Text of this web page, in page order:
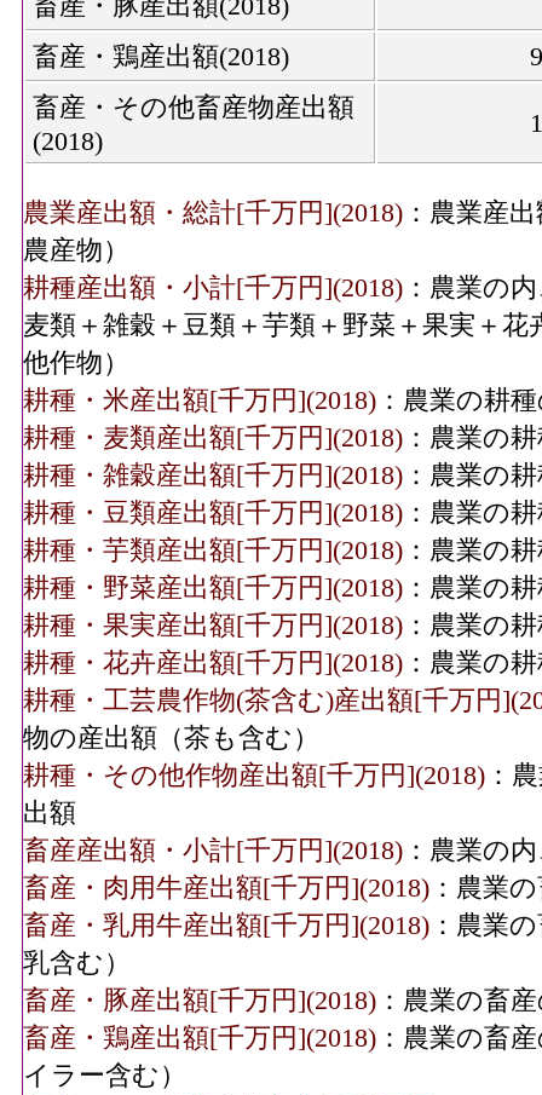
畜産・鶏産出額(2018)
畜産・その他畜産物産出額
(2018)
農業産出額・総計[千万円](2018) ：農業産
農産物）
耕種産出額・小計[千万円](2018) ：農業の
麦類＋雑穀＋豆類＋芋類＋野菜＋果実＋
他作物）
耕種・米産出額[千万円](2018) ：農業の耕
耕種・麦類産出額[千万円](2018) ：農業の
耕種・雑穀産出額[千万円](2018) ：農業の
耕種・豆類産出額[千万円](2018) ：農業の
耕種・芋類産出額[千万円](2018) ：農業の
耕種・野菜産出額[千万円](2018) ：農業の
耕種・果実産出額[千万円](2018) ：農業の
耕種・花卉産出額[千万円](2018) ：農業の
耕種・工芸農作物(茶含む)産出額[千万円
物の産出額（茶も含む）
耕種・その他作物産出額[千万円](2018) ：
出額
畜産産出額・小計[千万円](2018) ：農業の
畜産・肉用牛産出額[千万円](2018) ：農業
畜産・乳用牛産出額[千万円](2018) ：農業
乳含む）
畜産・豚産出額[千万円](2018) ：農業の畜
畜産・鶏産出額[千万円](2018) ：農業の畜
イラー含む）